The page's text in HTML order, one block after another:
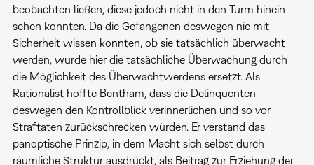
beobachten ließen, diese jedoch nicht in den Turm hinein
sehen konnten. Da die Gefangenen deswegen nie mit
Sicherheit wissen konnten, ob sie tatsächlich überwacht
werden, wurde hier die tatsächliche Überwachung durch
die Möglichkeit des Überwachtwerdens ersetzt. Als
Rationalist hoffte Bentham, dass die Delinquenten
deswegen den Kontrollblick verinnerlichen und so vor
Straftaten zurückschrecken würden. Er verstand das
panoptische Prinzip, in dem Macht sich selbst durch
räumliche Struktur ausdrückt, als Beitrag zur Erziehung der